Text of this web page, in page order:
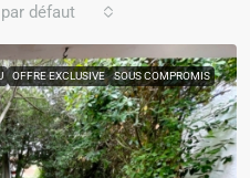
défaut
OFFRE EXCLUSIVE SOUS COMPROMIS